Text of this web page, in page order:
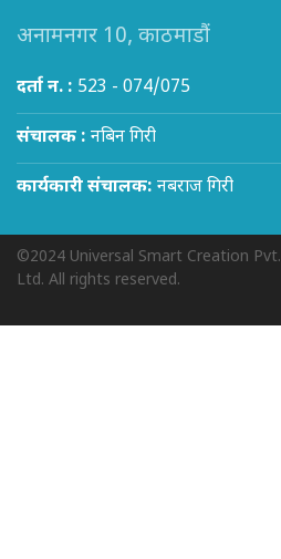
अनामनगर 10, काठमाडौं
दर्ता न. : 523 - 074/075
संचालक : नबिन गिरी
कार्यकारी संचालक: नबराज गिरी
©2024 Universal Smart Creation Pvt.
Ltd. All rights reserved.